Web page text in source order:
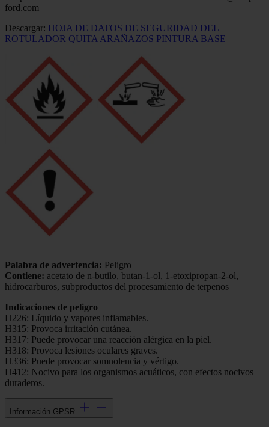
ford.com
Descargar: HOJA DE DATOS DE SEGURIDAD DEL
ROTULADOR QUITA ARAÑAZOS PINTURA BASE
Palabra de advertencia: Peligro
Contiene: acetato de n-butilo, butan-1-ol, 1-etoxipropan-2-ol,
hidrocarburos, subproductos del procesamiento de terpenos
Indicaciones de peligro
H226: Líquido y vapores inflamables.
H315: Provoca irritación cutánea.
H317: Puede provocar una reacción alérgica en la piel.
H318: Provoca lesiones oculares graves.
H336: Puede provocar somnolencia y vértigo.
H412: Nocivo para los organismos acuáticos, con efectos nocivos
duraderos.
Información GPSR